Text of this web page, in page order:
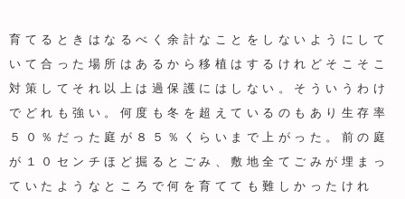
育てるときはなるべく余計なことをしないようにして
いて合った場所はあるから移植はするけれどそこそこ
対策してそれ以上は過保護にはしない。そういうわけ
でどれも強い。何度も冬を超えているのもあり生存率
５０％だった庭が８５％くらいまで上がった。前の庭
が１０センチほど掘るとごみ、敷地全てごみが埋まっ
ていたようなところで何を育てても難しかったけれ